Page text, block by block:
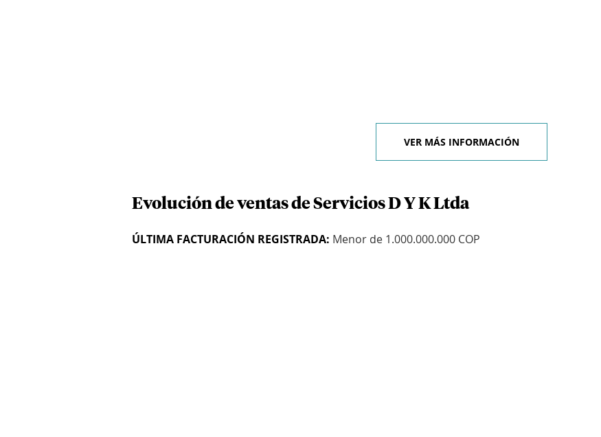
VER MÁS INFORMACIÓN
Evolución de ventas de Servicios D Y K Ltda
ÚLTIMA FACTURACIÓN REGISTRADA: Menor de 1.000.000.000 COP